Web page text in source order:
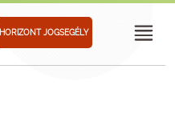
HORIZONT JOGSEGÉLY